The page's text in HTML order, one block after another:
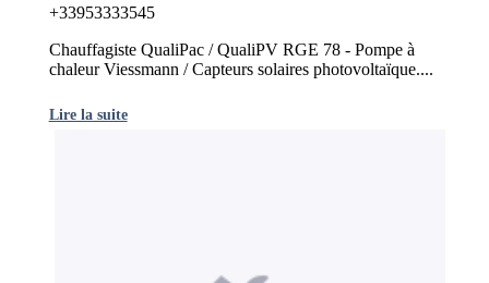
+33953333545
Chauffagiste QualiPac / QualiPV RGE 78 - Pompe à
chaleur Viessmann / Capteurs solaires photovoltaïque....
Lire la suite